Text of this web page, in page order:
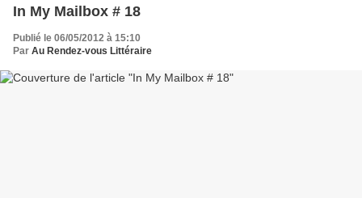
In My Mailbox # 18
Publié le 06/05/2012 à 15:10
Par Au Rendez-vous Littéraire